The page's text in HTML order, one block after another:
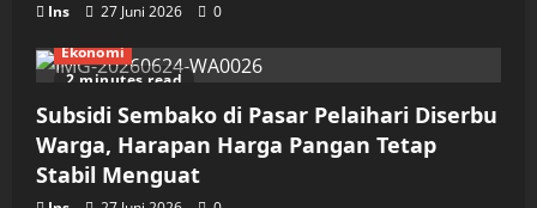
Ins 27 Juni 2026 0
2 minutes read
Ekonomi
Subsidi Sembako di Pasar Pelaihari Diserbu
Warga, Harapan Harga Pangan Tetap
Stabil Menguat